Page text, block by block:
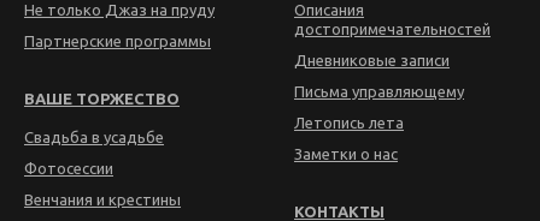
Не только Джаз на пруду
Партнерские программы
ВАШЕ ТОРЖЕСТВО
Свадьба в усадьбе
Фотосессии
Венчания и крестины
Описания
достопримечательностей
Дневниковые записи
Письма управляющему
Летопись лета
Заметки о нас
КОНТАКТЫ